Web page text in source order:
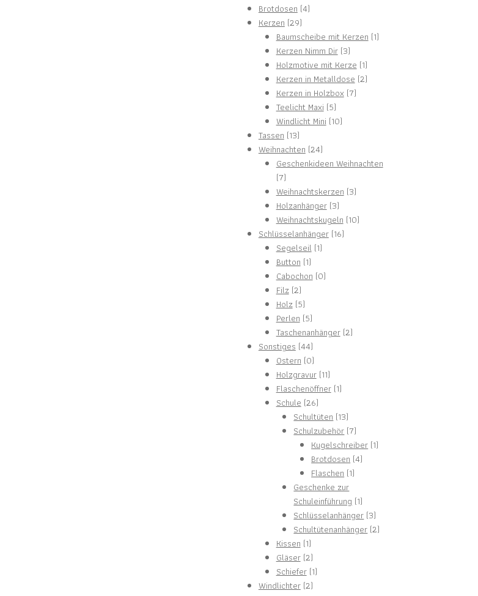
Brotdosen 44
Kerzen 2929
Produkte
Baumscheibe mit Kerzen 11
Kerzen Nimm Dir 33
Produkte
Holzmotive mit Kerze 11
Produkt
Kerzen in Metalldose 22
Kerzen in Holzbox 77
Teelicht Maxi 55
Produkte
Windlicht Mini 1010
Tassen 1313
Produkte
Weihnachten 2424
Produkte
Geschenkideen Weihnachten
77
Produkte
Weihnachtskerzen 33
Holzanhänger 33
Produkte
Weihnachtskugeln 1010
Schlüsselanhänger 1616
Segelseil 11
Button 11
Produkt
Cabochon 00
Filz 22
Produkte
Holz 55
Produkte
Perlen 55
Produkte
Taschenanhänger 22
Sonstiges 4444
Produkte
Ostern 00
Produkte
Holzgravur 1111
Produkte
Flaschenöffner 11
Schule 2626
Produkte
Schultüten 1313
Produkte
Schulzubehör 77
Produkte
Kugelschreiber 11
Brotdosen 44
Flaschen 11
Geschenke zur
Schuleinführung 11
Produkt
Schlüsselanhänger 33
Produkte
Schultütenanhänger 22
Kissen 11
Produkt
Gläser 22
Produkte
Schiefer 11
Windlichter 22